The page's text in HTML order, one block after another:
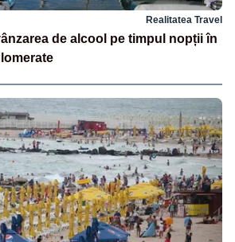
Realitatea Travel
de alcool pe timpul nopții în